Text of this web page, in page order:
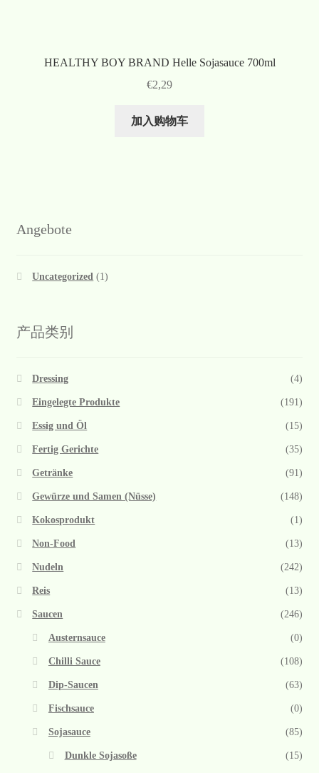
HEALTHY BOY BRAND Helle Sojasauce 700ml
€2,29
加入购物车
Angebote
Uncategorized (1)
产品类别
Dressing (4)
Eingelegte Produkte (191)
Essig und Öl (15)
Fertig Gerichte (35)
Getränke (91)
Gewürze und Samen (Nüsse) (148)
Kokosprodukt (1)
Non-Food (13)
Nudeln (242)
Reis (13)
Saucen (246)
Austernsauce (0)
Chilli Sauce (108)
Dip-Saucen (63)
Fischsauce (0)
Sojasauce (85)
Dunkle Sojasoße (15)